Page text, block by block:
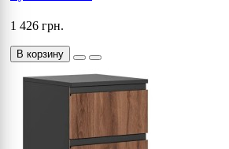
1 426 грн.
В корзину